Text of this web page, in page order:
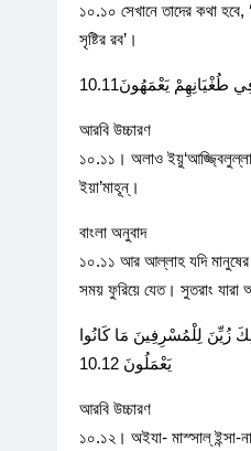
১০.১০ সেখানে তাদের কথা
সৃষ্টির রব’।
يَعْمَهُونَ10.11
আরবি উচ্চারণ
১০.১১। অলাও ইয়ু‘আজ্জ্বিলুল্লা-
ইয়া’মাহূন্।
বাংলা অনুবাদ
১০.১১ আর আল্লাহ যদি মানুষের
সময় ফুরিয়ে যেত। সুতরাং যারা
زُيِّنَ لِلْمُسْرِفِينَ مَا كَانُوا
يَعْمَلُونَ 10.12
আরবি উচ্চারণ
১০.১২। অইযা- মাস্সাল্ ইন্সা-